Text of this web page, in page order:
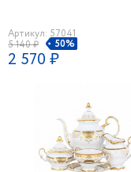
Артикул: 57041
5 140 ₽
50%
2 570 ₽